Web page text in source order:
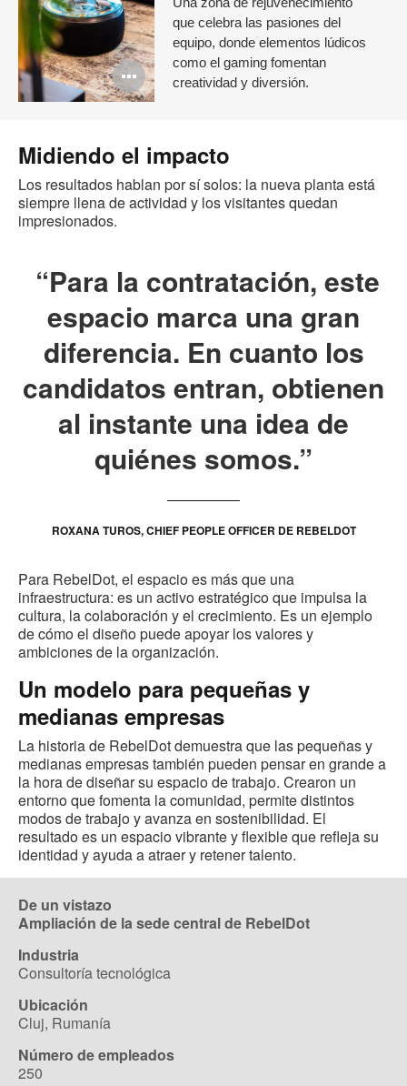
Abrir
imagen
que celebra las pasiones del
equipo, donde elementos lúdicos
como el gaming fomentan
creatividad y diversión.
Midiendo el impacto
Los resultados hablan por sí solos: la nueva planta está
siempre llena de actividad y los visitantes quedan
impresionados.
“Para la contratación, este
espacio marca una gran
diferencia. En cuanto los
candidatos entran, obtienen
al instante una idea de
quiénes somos.”
ROXANA TUROS, CHIEF PEOPLE OFFICER DE REBELDOT
Para RebelDot, el espacio es más que una
infraestructura: es un activo estratégico que impulsa la
cultura, la colaboración y el crecimiento. Es un ejemplo
de cómo el diseño puede apoyar los valores y
ambiciones de la organización.
Un modelo para pequeñas y
medianas empresas
La historia de RebelDot demuestra que las pequeñas y
medianas empresas también pueden pensar en grande a
la hora de diseñar su espacio de trabajo. Crearon un
entorno que fomenta la comunidad, permite distintos
modos de trabajo y avanza en sostenibilidad. El
resultado es un espacio vibrante y flexible que refleja su
identidad y ayuda a atraer y retener talento.
De un vistazo
Ampliación de la sede central de RebelDot
Industria
Consultoría tecnológica
Ubicación
Cluj, Rumanía
Número de empleados
250